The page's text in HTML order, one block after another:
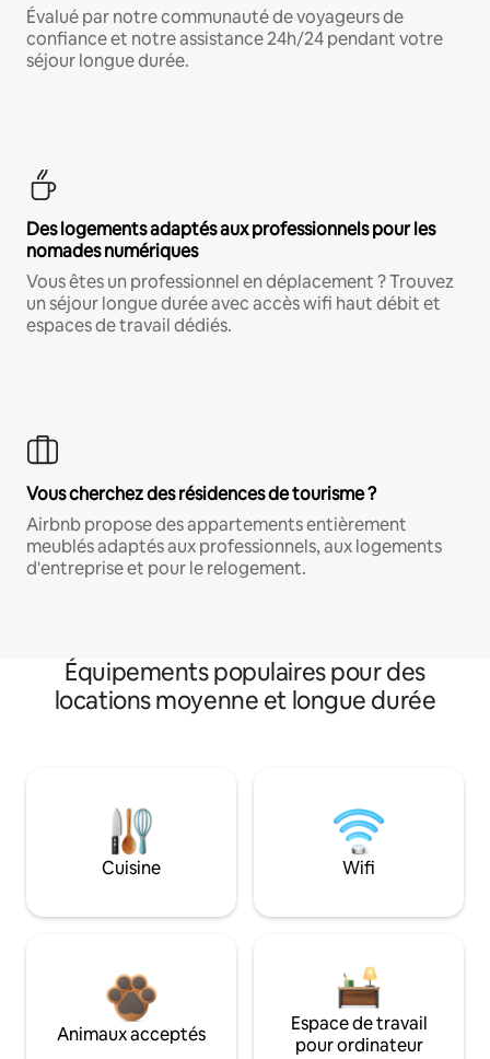
Évalué par notre communauté de voyageurs de
confiance et notre assistance 24h/24 pendant votre
séjour longue durée.
Des logements adaptés aux professionnels pour les
nomades numériques
Vous êtes un professionnel en déplacement ? Trouvez
un séjour longue durée avec accès wifi haut débit et
espaces de travail dédiés.
Vous cherchez des résidences de tourisme ?
Airbnb propose des appartements entièrement
meublés adaptés aux professionnels, aux logements
d'entreprise et pour le relogement.
Équipements populaires pour des
locations moyenne et longue durée
Cuisine Wifi
Animaux acceptés
Espace de travail
pour ordinateur